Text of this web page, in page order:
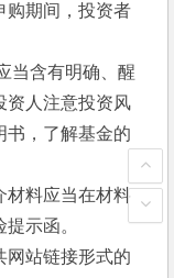
购期间，投资者
含有明确、醒
资人注意投资风
书，了解基金的
料应当在材料
示函。
站链接形式的